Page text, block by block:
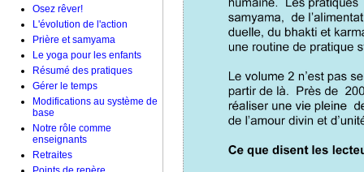
Osez rêver!
L'évolution de l'action
Prière et samyama
Le yoga pour les enfants
Résumé des pratiques
Gérer le temps
Modifications au système de
base
Notre rôle comme
enseignants
Retraites